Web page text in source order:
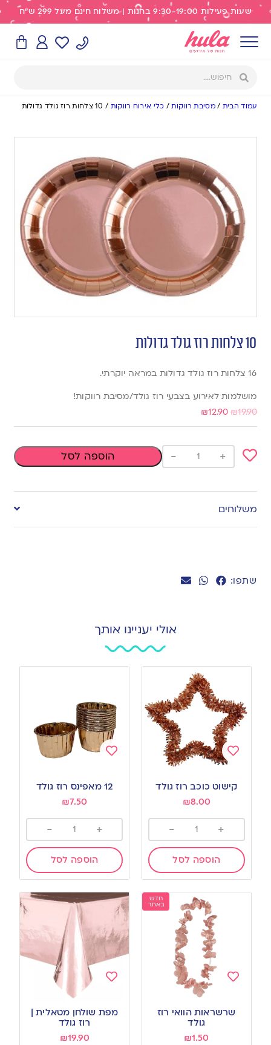
שעות פעילות 9:30-19:00 בחנות | משלוח חינם מעל 299 ש"ח
עמוד הבית /מסיבת רווקות/ כלי אירוח רווקות / 10 צלחות רוז גולד גדולות
שתפו:
10 צלחות רוז גולד גדולות
16 צלחות רוז גולד גדולות במראה יוקרתי.
מושלמות לאירוע בצבעי רוז גולד/מסיבת רווקות!
₪19.90
₪12.90
to
wishlist
+
- הוספה לסל
משלוחים
אולי יעניינו אותך
Add
to
wishlist
קישוט כוכב רוז גולד
₪8.00
+
-
הוספה לסל
to
12 מאפינס רוז גולד
₪7.50
+
-
הוספה לסל
חדש
באתר
to
wishlist
שרשראות הוואי רוז
גולד
₪1.50
to
wishlist
מפת שולחן מטאלית |
רוז גולד
₪19.90